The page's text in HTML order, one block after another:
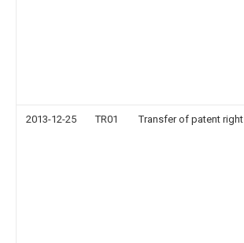
2013-12-25 TR01 Transfer of patent right